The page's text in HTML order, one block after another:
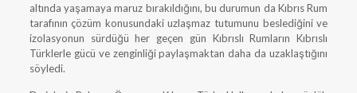
altında yaşamaya maruz bırakıldığını, bu durumun da Kıbrıs Rum
tarafının çözüm konusundaki uzlaşmaz tutumunu beslediğini ve
izolasyonun sürdüğü her geçen gün Kıbrıslı Rumların Kıbrıslı
Türklerle gücü ve zenginliği paylaşmaktan daha da uzaklaştığını
söyledi.